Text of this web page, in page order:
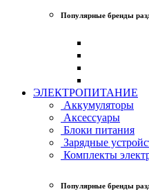
Популярные бренды
ЭЛЕКТРОПИТАНИЕ
Аккумуляторы
Аксессуары
Блоки питания
Зарядные
Комплекты
Популярные бренды